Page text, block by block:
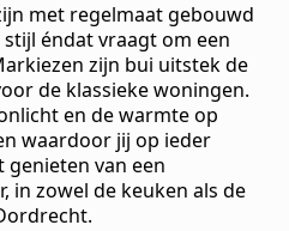
met regelmaat gebouwd
éndat vraagt om een
zijn bui uitstek de
de klassieke woningen.
en de warmte op
waardoor jij op ieder
van een
in zowel de keuken als de